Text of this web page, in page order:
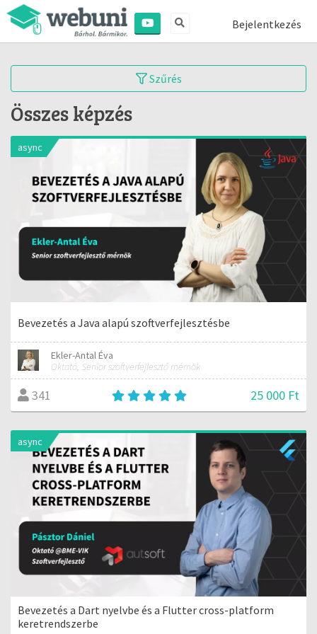
Bejelentkezés
Szűrés
Összes képzés
async
Bevezetés a Java alapú szoftverfejlesztésbe
Ekler-Antal Éva
Oktató, Senior szoftverfejlesztő mérnök
341 25 000 Ft
async
Bevezetés a Dart nyelvbe és a Flutter cross-platform
keretrendszerbe